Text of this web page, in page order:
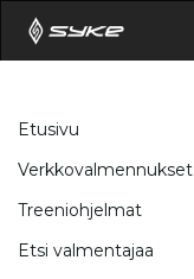
Etusivu
Verkkovalmennukset
Treeniohjelmat
Etsi valmentajaa